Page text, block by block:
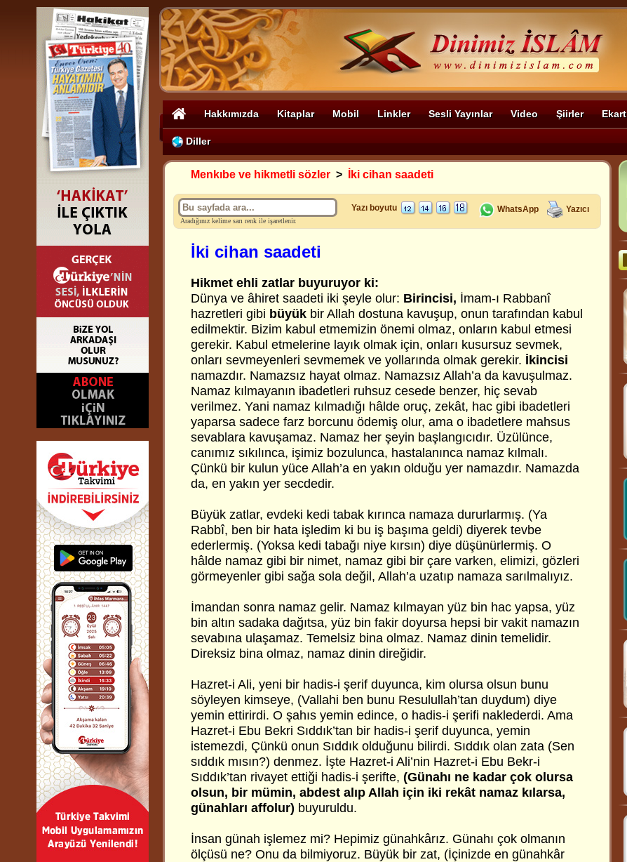
Hakkımızda Kitaplar Mobil Linkler Sesli Yayınlar Video Şiirler Ekart
Diller
Menkıbe ve hikmetli sözler > İki cihan saadeti
Aradığınız kelime sarı renk ile işaretlenir.
Yazı boyutu WhatsApp Yazıcı
İki cihan saadeti
Hikmet ehli zatlar buyuruyor ki:
Dünya ve âhiret saadeti iki şeyle olur: Birincisi, İmam-ı Rabbanî
hazretleri gibi büyük bir Allah dostuna kavuşup, onun tarafından kabul
edilmektir. Bizim kabul etmemizin önemi olmaz, onların kabul etmesi
gerekir. Kabul etmelerine layık olmak için, onları kusursuz sevmek,
onları sevmeyenleri sevmemek ve yollarında olmak gerekir. İkincisi
namazdır. Namazsız hayat olmaz. Namazsız Allah’a da kavuşulmaz.
Namaz kılmayanın ibadetleri ruhsuz cesede benzer, hiç sevab
verilmez. Yani namaz kılmadığı hâlde oruç, zekât, hac gibi ibadetleri
yaparsa sadece farz borcunu ödemiş olur, ama o ibadetlere mahsus
sevablara kavuşamaz. Namaz her şeyin başlangıcıdır. Üzülünce,
canımız sıkılınca, işimiz bozulunca, hastalanınca namaz kılmalı.
Çünkü bir kulun yüce Allah’a en yakın olduğu yer namazdır. Namazda
da, en yakın yer secdedir.
Büyük zatlar, evdeki kedi tabak kırınca namaza dururlarmış. (Ya
Rabbî, ben bir hata işledim ki bu iş başıma geldi) diyerek tevbe
ederlermiş. (Yoksa kedi tabağı niye kırsın) diye düşünürlermiş. O
hâlde namaz gibi bir nimet, namaz gibi bir çare varken, elimizi, gözleri
görmeyenler gibi sağa sola değil, Allah’a uzatıp namaza sarılmalıyız.
İmandan sonra namaz gelir. Namaz kılmayan yüz bin hac yapsa, yüz
bin altın sadaka dağıtsa, yüz bin fakir doyursa hepsi bir vakit namazın
sevabına ulaşamaz. Temelsiz bina olmaz. Namaz dinin temelidir.
Direksiz bina olmaz, namaz dinin direğidir.
Hazret-i Ali, yeni bir hadis-i şerif duyunca, kim olursa olsun bunu
söyleyen kimseye, (Vallahi ben bunu Resulullah’tan duydum) diye
yemin ettirirdi. O şahıs yemin edince, o hadis-i şerifi naklederdi. Ama
Hazret-i Ebu Bekri Sıddık’tan bir hadis-i şerif duyunca, yemin
istemezdi, Çünkü onun Sıddık olduğunu bilirdi. Sıddık olan zata (Sen
sıddık mısın?) denmez. İşte Hazret-i Ali’nin Hazret-i Ebu Bekr-i
Sıddık’tan rivayet ettiği hadis-i şerifte, (Günahı ne kadar çok olursa
olsun, bir mümin, abdest alıp Allah için iki rekât namaz kılarsa,
günahları affolur) buyuruldu.
İnsan günah işlemez mi? Hepimiz günahkârız. Günahı çok olmanın
ölçüsü ne? Onu da bilmiyoruz. Büyük bir zat, (İçinizde en günahkâr